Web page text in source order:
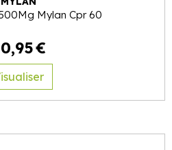
Mylan Cpr 60
,95€